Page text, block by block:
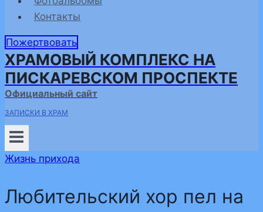
Контакты
Пожертвовать
ХРАМОВЫЙ КОМПЛЕКС НА
ПИСКАРЕВСКОМ ПРОСПЕКТЕ
Официальный сайт
ЗАПИСКИ В ХРАМ
Жизнь прихода
Любительский хор пел на